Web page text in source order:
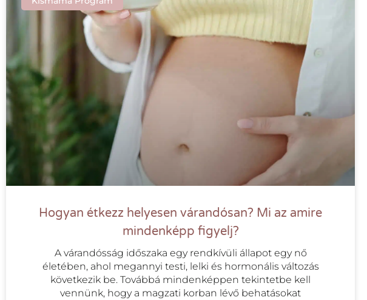
Hogyan étkezz helyesen várandósan? Mi az amire
mindenképp figyelj?
A várandósság időszaka egy rendkívüli állapot egy nő
életében, ahol megannyi testi, lelki és hormonális változás
következik be. Továbbá mindenképpen tekintetbe kell
vennünk, hogy a magzati korban lévő behatásokat